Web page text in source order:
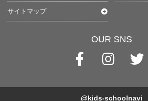
サイトマップ
OUR SNS
@kids-schoolnavi